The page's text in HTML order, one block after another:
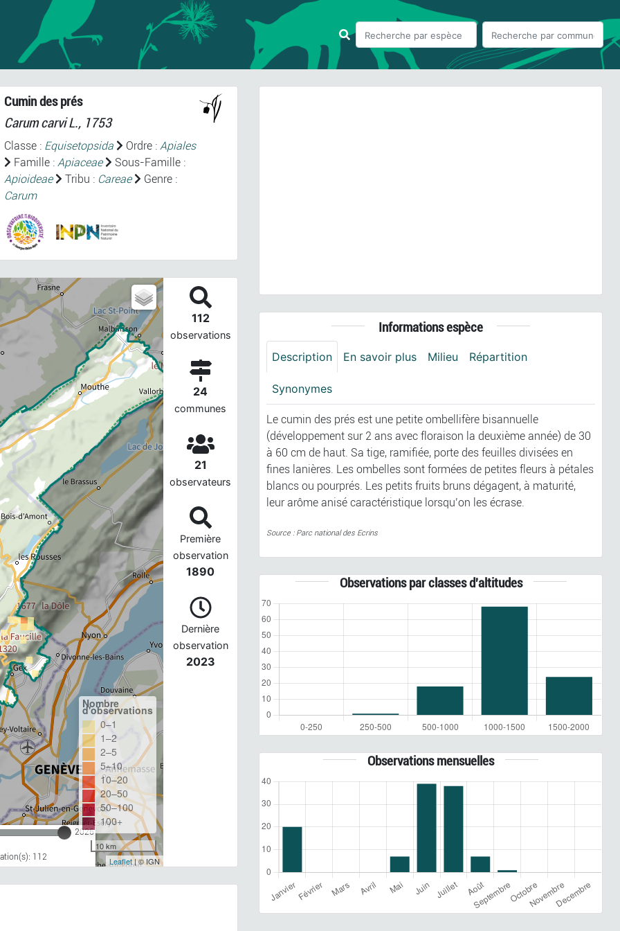
Cumin des prés
Carum carviL., 1753
Classe : Equisetopsida Ordre : Apiales
Famille : Apiaceae
Sous-Famille :
Apioideae
Tribu : Careae
Genre :
Carum
2026
112
Nombre
d'observations
0–1
1–2
2–5
5–10
10–20
20–50
50–100
100+
10 km
Leaflet| © IGN
112
observations
24
communes
21
observateurs
Première
observation
1890
Dernière
observation
2023
Informations espèce
Description En savoir plus Milieu Répartition
Synonymes
Le cumin des prés est une petite ombellifère bisannuelle
(développement sur 2 ans avec floraison la deuxième année) de 30
à 60 cm de haut. Sa tige, ramifiée, porte des feuilles divisées en
fines lanières. Les ombelles sont formées de petites fleurs à pétales
blancs ou pourprés. Les petits fruits bruns dégagent, à maturité,
leur arôme anisé caractéristique lorsqu’on les écrase.
Source : Parc national des Ecrins
Observations par classes d'altitudes
Observations mensuelles